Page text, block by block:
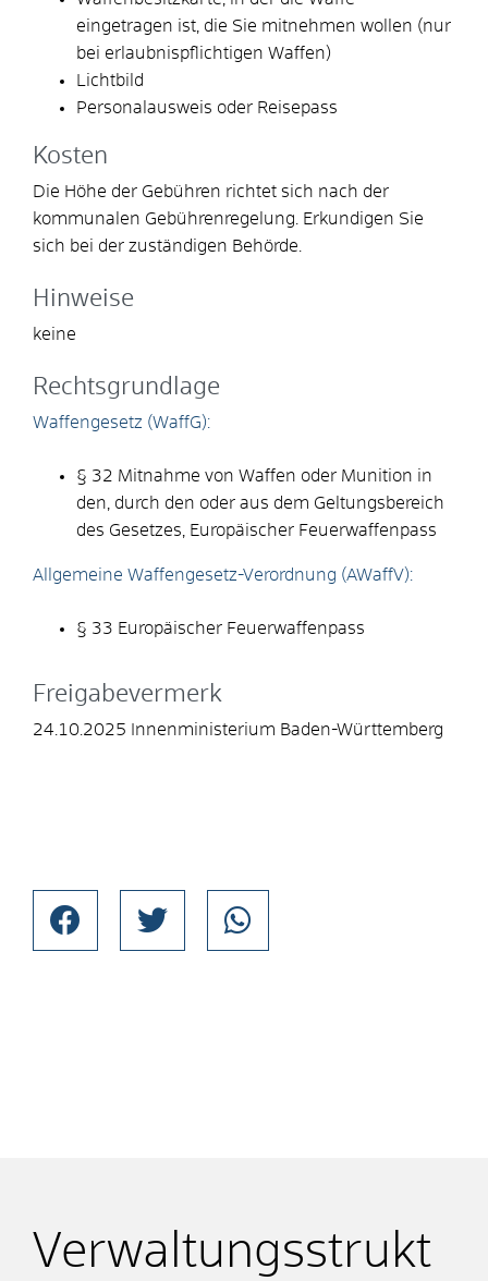
eingetragen ist, die Sie mitnehmen wollen (nur
bei erlaubnispflichtigen Waffen)
Lichtbild
Personalausweis oder Reisepass
Kosten
Die Höhe der Gebühren richtet sich nach der
kommunalen Gebührenregelung. Erkundigen Sie
sich bei der zuständigen Behörde.
Hinweise
keine
Rechtsgrundlage
Waffengesetz (WaffG):
§ 32 Mitnahme von Waffen oder Munition in
den, durch den oder aus dem Geltungsbereich
des Gesetzes, Europäischer Feuerwaffenpass
Allgemeine Waffengesetz-Verordnung (AWaffV):
§ 33 Europäischer Feuerwaffenpass
Freigabevermerk
24.10.2025 Innenministerium Baden-Württemberg
Verwaltungsstrukt